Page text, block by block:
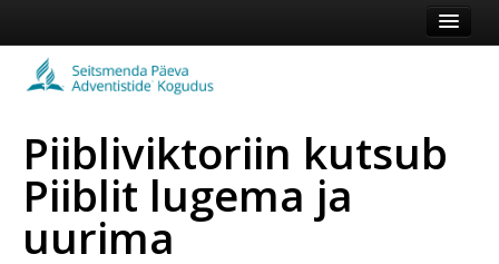
Koduleht
Vaata veel
Piibliviktoriin kutsub
Piiblit lugema ja
uurima